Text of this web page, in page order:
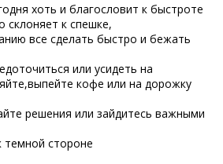
хоть и благословит к быстроте
склоняет к спешке,
все сделать быстро и бежать
или усидеть на
кофе или на дорожку
решения или зайдитесь важными
темной стороне